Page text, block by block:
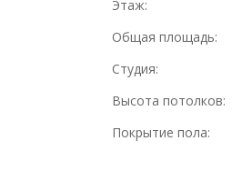
Этаж:
Общая площадь:
Студия:
Высота потолков:
Покрытие пола: